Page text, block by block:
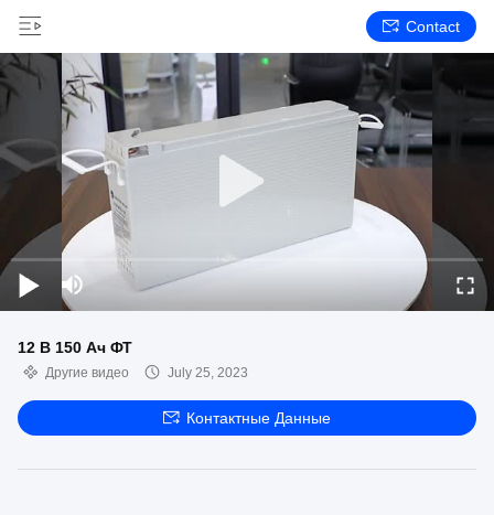
Contact
12 В 150 Ач ФТ
Другие видео July 25, 2023
Контактные Данные